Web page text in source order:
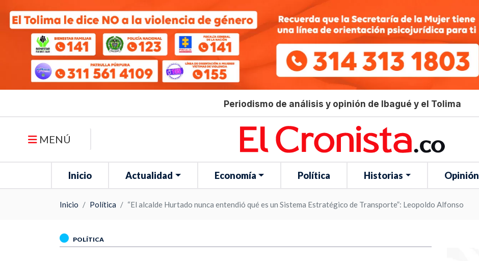
Periodismo de análisis y opinión de Ibagué y el Tolima
MENÚ
Inicio Actualidad Economía Política Historias Opinión
Inicio Política “El alcalde Hurtado nunca entendió qué es un Sistema Estratégico de Transporte”: Leopoldo Alfonso
POLÍTICA